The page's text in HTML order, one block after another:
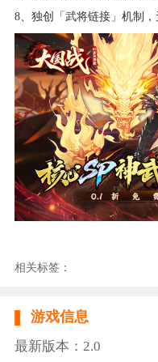
8、独创「武将链接」机制
相关标签：
游戏信息
最新版本：2.0